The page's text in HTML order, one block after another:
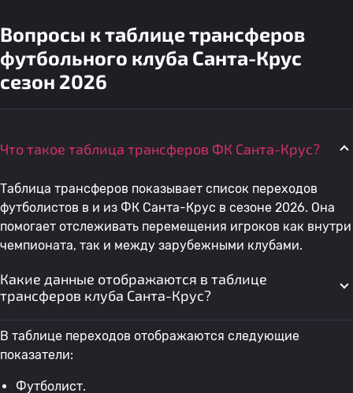
Вопросы к таблице трансферов
футбольного клуба Санта-Крус
сезон 2026
Что такое таблица трансферов ФК Санта-Крус?
Таблица трансферов показывает список переходов
футболистов в и из ФК Санта-Крус в сезоне 2026. Она
помогает отслеживать перемещения игроков как внутри
чемпионата, так и между зарубежными клубами.
Какие данные отображаются в таблице
трансферов клуба Санта-Крус?
В таблице переходов отображаются следующие
показатели:
Футболист.